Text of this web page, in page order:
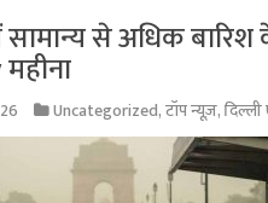
से अधिक
Uncategorized,टॉप न्यूज़,